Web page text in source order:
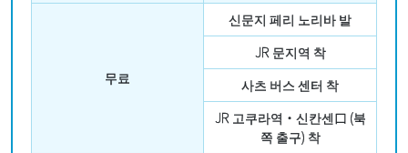
무료
신문지 페리 노리바 발
JR 문지역 착
사츠 버스 센터 착
JR 고쿠라역・신칸센口 (북
쪽 출구) 착